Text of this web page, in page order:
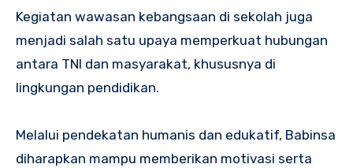
Kegiatan wawasan kebangsaan di sekolah juga
menjadi salah satu upaya memperkuat hubungan
antara TNI dan masyarakat, khususnya di
lingkungan pendidikan.
Melalui pendekatan humanis dan edukatif, Babinsa
diharapkan mampu memberikan motivasi serta